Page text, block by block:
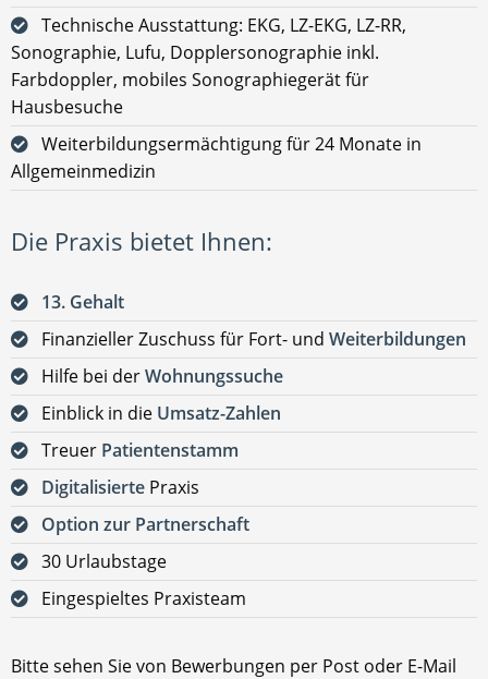
Technische Ausstattung: EKG, LZ-EKG, LZ-RR,
Sonographie, Lufu, Dopplersonographie inkl.
Farbdoppler, mobiles Sonographiegerät für
Hausbesuche
Weiterbildungsermächtigung für 24 Monate in
Allgemeinmedizin
Die Praxis bietet Ihnen:
13. Gehalt
Finanzieller Zuschuss für Fort- und Weiterbildungen
Hilfe bei derWohnungssuche
Einblick in die Umsatz-Zahlen
Treuer Patientenstamm
Digitalisierte Praxis
Option zur Partnerschaft
30 Urlaubstage
Eingespieltes Praxisteam
Bitte sehen Sie von Bewerbungen per Post oder E-Mail